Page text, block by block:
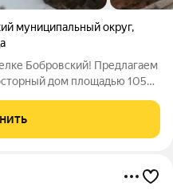
муниципальный округ,
Бобровский! Предлагаем
дом площадью 105
все необходимое для